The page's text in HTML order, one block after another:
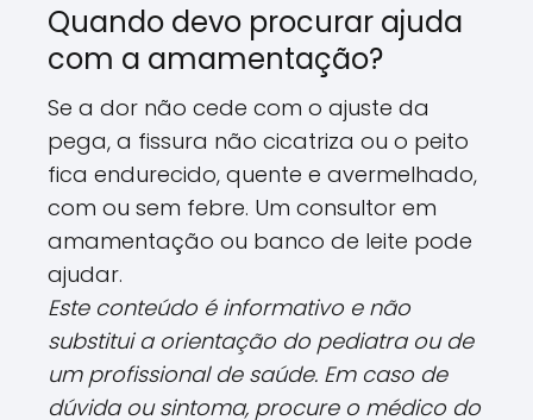
Quando devo procurar ajuda
com a amamentação?
Se a dor não cede com o ajuste da
pega, a fissura não cicatriza ou o peito
fica endurecido, quente e avermelhado,
com ou sem febre. Um consultor em
amamentação ou banco de leite pode
ajudar.
Este conteúdo é informativo e não
substitui a orientação do pediatra ou de
um profissional de saúde. Em caso de
dúvida ou sintoma, procure o médico do